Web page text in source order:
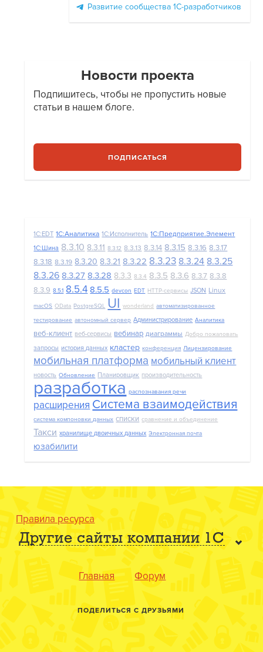
Развитие сообщества 1С-разработчиков
Новости проекта
Подпишитесь, чтобы не пропустить новые
статьи в нашем блоге.
ПОДПИСАТЬСЯ
1C:EDT 1С:Аналитика 1С:Исполнитель 1С:Предприятие.Элемент
1С:Шина 8.3.10 8.3.11 8.3.12 8.3.13 8.3.14 8.3.15 8.3.16 8.3.17
8.3.18 8.3.19 8.3.20 8.3.21 8.3.22 8.3.23 8.3.24 8.3.25
8.3.26 8.3.27 8.3.28 8.3.3 8.3.4 8.3.5 8.3.6 8.3.7 8.3.8
8.3.9 8.5.1 8.5.4 8.5.5 devcon EDT HTTP-сервисы JSON Linux
macOS OData PostgreSQL UI wonderland автоматизированное
тестирование автономный сервер Администрирование Аналитика
веб-клиент веб-сервисы вебинар диаграммы Добро пожаловать
запросы история данных кластер конференция Лицензирование
мобильная платформа мобильный клиент
новость Обновление Планировщик производительность
разработка распознавания речи
расширения Система взаимодействия
система компоновки данных списки сравнение и объединение
Такси хранилище двоичных данных Электронная почта
юзабилити
Правила ресурса
Другие сайты компании 1С
Главная Форум
ПОДЕЛИТЬСЯ С ДРУЗЬЯМИ